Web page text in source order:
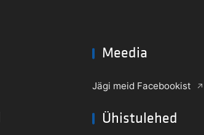
Meedia
Jägi meid Facebookist
Ühistulehed